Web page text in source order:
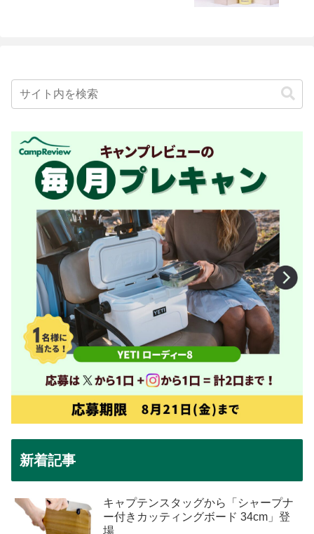
新着記事
キャプテンスタッグから「シャープナ
ー付きカッティングボード 34cm」登
場